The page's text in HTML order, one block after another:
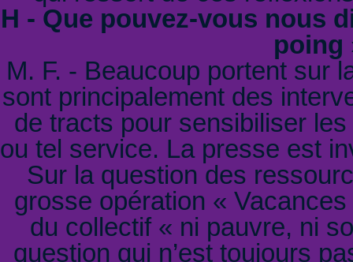
H - Que pouvez-vous nous
poing
M. F. - Beaucoup portent sur
sont principalement des
de tracts pour sensibiliser
ou tel service. La presse est
Sur la question des
grosse opération «
du collectif « ni pauvre, ni
question qui n’est toujours